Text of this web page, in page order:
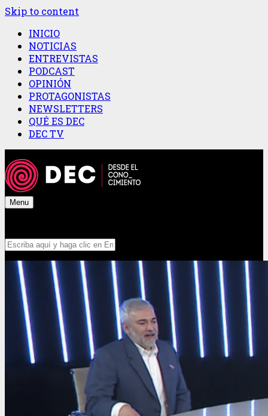
Skip to content
INICIO
NOTICIAS
ENTREVISTAS
PODCAST
OPINIÓN
PROTAGONISTAS
NEWSLETTERS
QUÉ ES DEC
DEC TV
Menu